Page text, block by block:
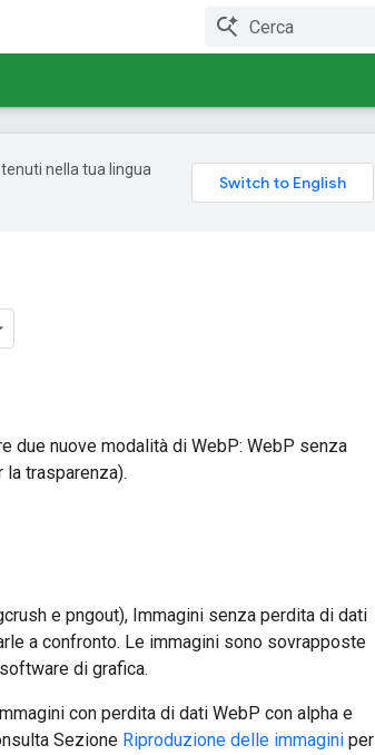
nella tua lingua
due nuove modalità di WebP: WebP senza
trasparenza).
e pngout), Immagini senza perdita di dati
a confronto. Le immagini sono sovrapposte
di grafica.
con perdita di dati WebP con alpha e
Sezione Riproduzione delle immagini per